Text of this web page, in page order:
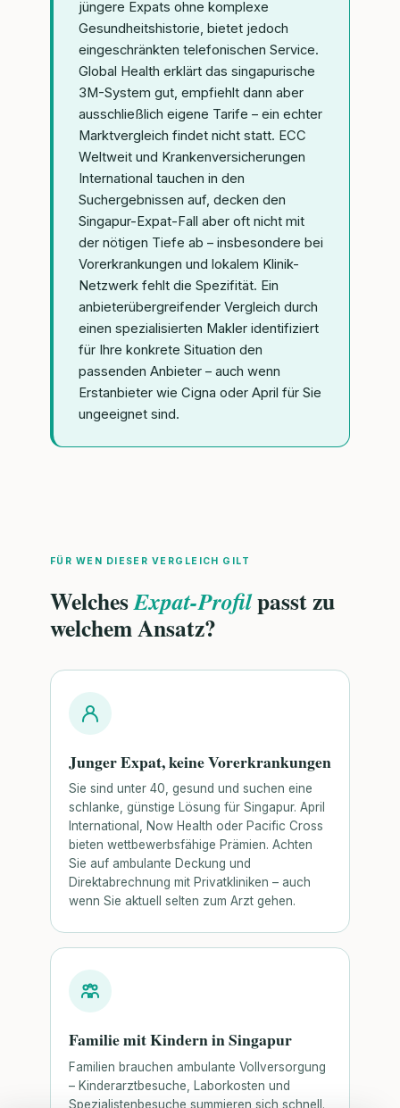
jüngere Expats ohne komplexe
Gesundheitshistorie, bietet jedoch
eingeschränkten telefonischen Service.
Global Health erklärt das singapurische
3M-System gut, empfiehlt dann aber
ausschließlich eigene Tarife – ein echter
Marktvergleich findet nicht statt. ECC
Weltweit und Krankenversicherungen
International tauchen in den
Suchergebnissen auf, decken den
Singapur-Expat-Fall aber oft nicht mit
der nötigen Tiefe ab – insbesondere bei
Vorerkrankungen und lokalem Klinik-
Netzwerk fehlt die Spezifität. Ein
anbieterübergreifender Vergleich durch
einen spezialisierten Makler identifiziert
für Ihre konkrete Situation den
passenden Anbieter – auch wenn
Erstanbieter wie Cigna oder April für Sie
ungeeignet sind.
FÜR WEN DIESER VERGLEICH GILT
WelchesExpat-Profilpasst zu
welchem Ansatz?
Junger Expat, keine Vorerkrankungen
Sie sind unter 40, gesund und suchen eine
schlanke, günstige Lösung für Singapur. April
International, Now Health oder Pacific Cross
bieten wettbewerbsfähige Prämien. Achten
Sie auf ambulante Deckung und
Direktabrechnung mit Privatkliniken – auch
wenn Sie aktuell selten zum Arzt gehen.
Familie mit Kindern in Singapur
Familien brauchen ambulante Vollversorgung
– Kinderarztbesuche, Laborkosten und
Spezialistenbesuche summieren sich schnell.